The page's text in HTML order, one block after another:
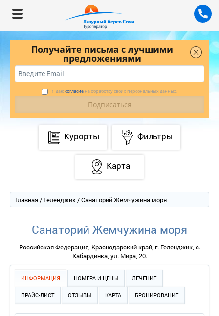
Получайте письма с лучшими
предложениями
Я даюсогласие на обработку своих персональных данных.
Курорты Фильтры
Карта
Главная/ Геленджик/ Санаторий Жемчужина моря
Санаторий Жемчужина моря
Российская Федерация, Краснодарский край, г. Геленджик, с.
Кабардинка, ул. Мира, 20.
ИНФОРМАЦИЯ НОМЕРА И ЦЕНЫ ЛЕЧЕНИЕ
ПРАЙС-ЛИСТ ОТЗЫВЫ КАРТА БРОНИРОВАНИЕ